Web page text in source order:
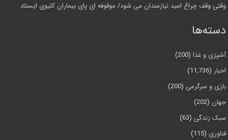
وقتی وقف چراغ امید نیازمندان می شود/ موقوفه ای پای بیماران کلیوی ایستاد
دسته‌ها
آشپزی و غذا (200)
اخبار (11,736)
بازی و سرگرمی (200)
جهان (202)
سبک زندگی (63)
فناوری (115)